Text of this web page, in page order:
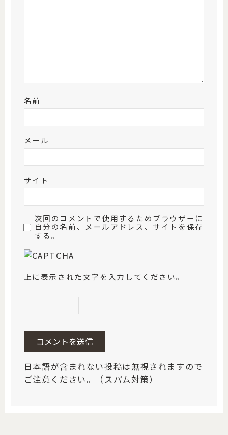
名前
メール
サイト
次回のコメントで使用するためブラウザーに
自分の名前、メールアドレス、サイトを保存
する。
上に表示された文字を入力してください。
日本語が含まれない投稿は無視されますので
ご注意ください。（スパム対策）